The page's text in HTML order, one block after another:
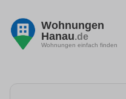
Wohnungen
Hanau.de
Wohnungen einfach finden